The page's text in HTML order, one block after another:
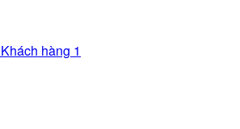
Khách hàng 1